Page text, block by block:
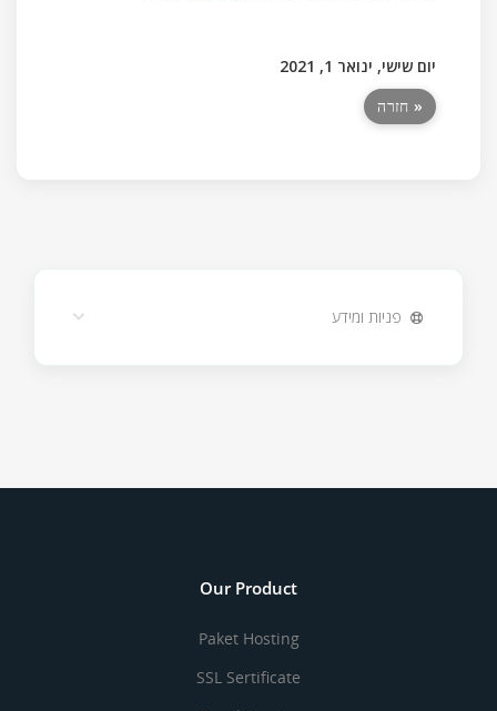
יום שישי, ינואר 1, 2021
« חזרה
פניות ומידע
Our Product
Paket Hosting
SSL Sertificate